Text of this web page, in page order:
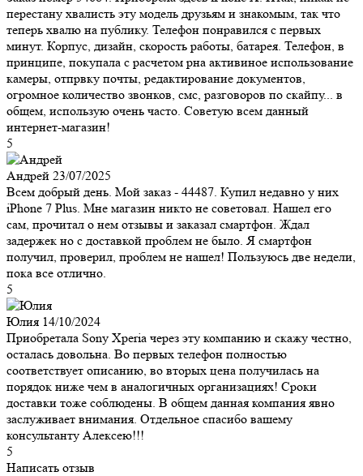
перестану хвалисть эту модель друзьям и знакомым, так что
теперь хвалю на публику. Телефон понравился с первых
минут. Корпус, дизайн, скорость работы, батарея. Телефон, в
принципе, покупала с расчетом рна активиное использование
камеры, отпрвку почты, редактирование документов,
огромное количество звонков, смс, разговоров по скайпу... в
общем, использую очень часто. Советую всем данный
интернет-магазин!
5
Андрей 23/07/2025
Всем добрый день. Мой заказ - 44487. Купил недавно у них
iPhone 7 Plus. Мне магазин никто не советовал. Нашел его
сам, прочитал о нем отзывы и заказал смартфон. Ждал
задержек но с доставкой проблем не было. Я смартфон
получил, проверил, проблем не нашел! Пользуюсь две недели,
пока все отлично.
5
Юлия 14/10/2024
Приобретала Sony Xperia через эту компанию и скажу честно,
осталась довольна. Во первых телефон полностью
соответствует описанию, во вторых цена получилась на
порядок ниже чем в аналогичных организациях! Сроки
доставки тоже соблюдены. В общем данная компания явно
заслуживает внимания. Отдельное спасибо вашему
консультанту Алексею!!!
5
Написать отзыв